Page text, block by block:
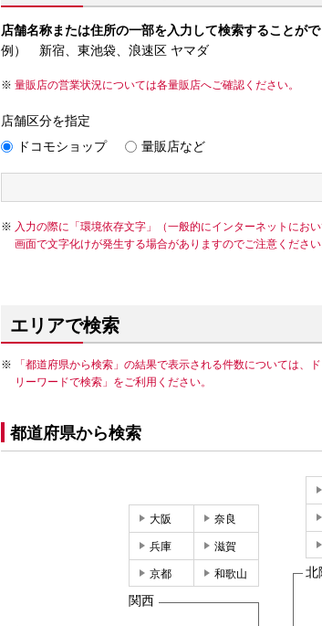
店舗名称または住所の一部を入力して検索することがで
例） 新宿、東池袋、浪速区 ヤマダ
量販店の営業状況については各量販店へご確認ください。
店舗区分を指定
ドコモショップ
量販店など
入力の際に「環境依存文字」（一般的にインターネットにお
画面で文字化けが発生する場合がありますのでご注意ください
エリアで検索
「都道府県から検索」の結果で表示される件数については
リーワードで検索」をご利用ください。
都道府県から検索
北
大阪 奈良
兵庫 滋賀
京都 和歌山
関西